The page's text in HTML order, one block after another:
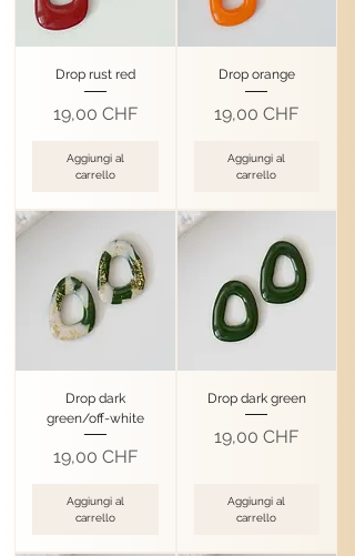
Drop rust red
Prezzo
19,00 CHF
Aggiungi al
carrello
Drop orange
Prezzo
19,00 CHF
Aggiungi al
carrello
Drop dark
green/off-white
Prezzo
19,00 CHF
Aggiungi al
carrello
Drop dark green
Prezzo
19,00 CHF
Aggiungi al
carrello